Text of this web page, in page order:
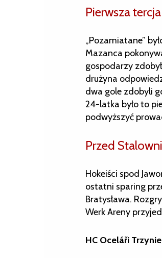
Pierwsza
„Pozamiatane”
Mazanca
gospodarzy
drużyna
dwa gole zdobyli
24-latka było to
podwyższyć
Przed
Hokeiści spod
ostatni sparing
Bratysława.
Werk Areny
HC Oceláři